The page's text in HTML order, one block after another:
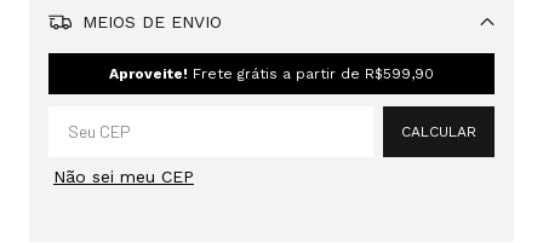
MEIOS DE ENVIO
Aproveite! Frete grátis a partir de R$599,90
CALCULAR
Não sei meu CEP